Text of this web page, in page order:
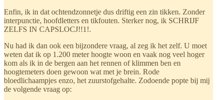
Enfin, ik in dat ochtendzonnetje dus driftig een zin tikken. Zonder
interpunctie, hoofdletters en tikfouten. Sterker nog, ik SCHRIJF
ZELFS IN CAPSLOCJ!!1!.
Nu had ik dan ook een bijzondere vraag, al zeg ik het zelf. U moet
weten dat ik op 1.200 meter hoogte woon en vaak nog veel hoger
kom als ik in de bergen aan het rennen of klimmen ben en
hoogtemeters doen gewoon wat met je brein. Rode
bloedlichaampjes enzo, het zuurstofgehalte. Zodoende popte bij mij
de volgende vraag op: